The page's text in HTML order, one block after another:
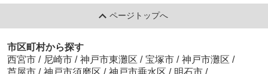
ページトップへ
市区町村から探す
西宮市 / 尼崎市 / 神戸市東灘区 / 宝塚市 / 神戸市灘区 /
芦屋市 / 神戸市須磨区 / 神戸市垂水区 / 明石市 /